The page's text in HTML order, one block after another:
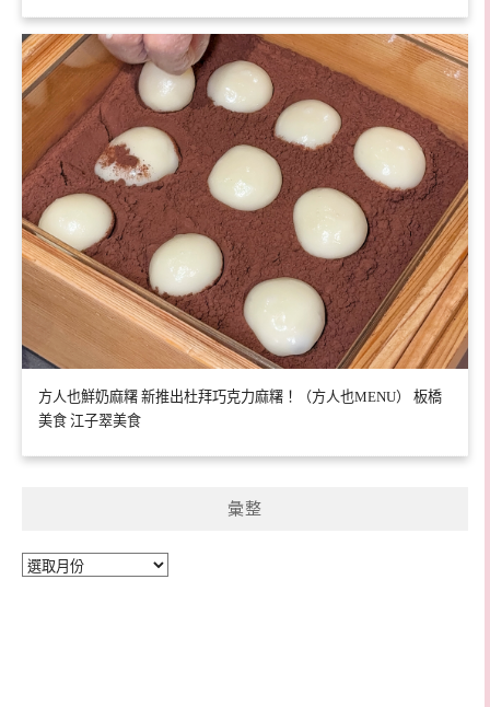
方人也鮮奶麻糬 新推出杜拜巧克力麻糬！（方人也MENU） 板橋
美食 江子翠美食
彙整
彙